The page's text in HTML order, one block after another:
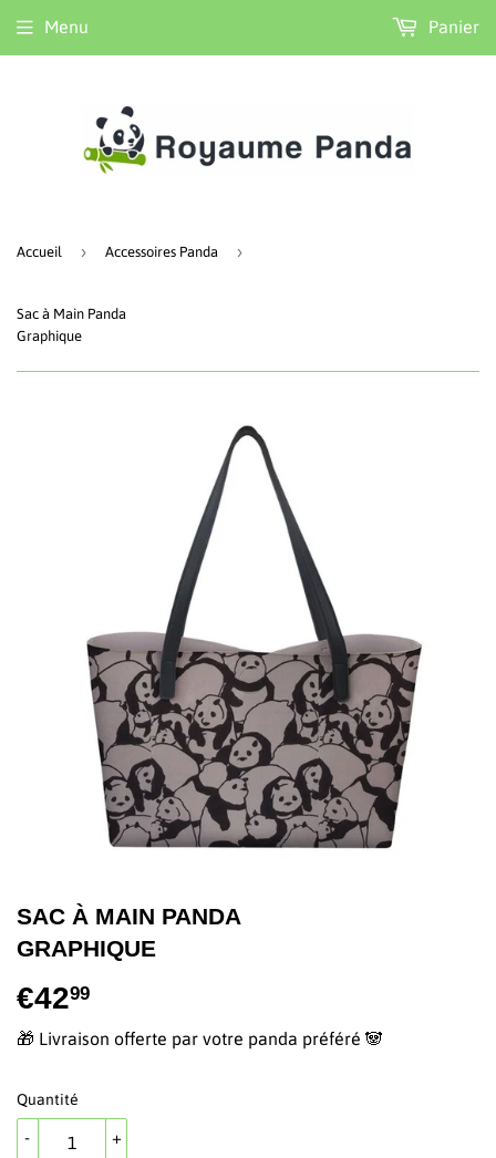
Menu Panier
Accueil › Accessoires Panda ›
Sac à Main Panda
Graphique
SAC À MAIN PANDA
GRAPHIQUE
€4299
🎁 Livraison offerte par votre panda préféré 🐼
Quantité
+
-